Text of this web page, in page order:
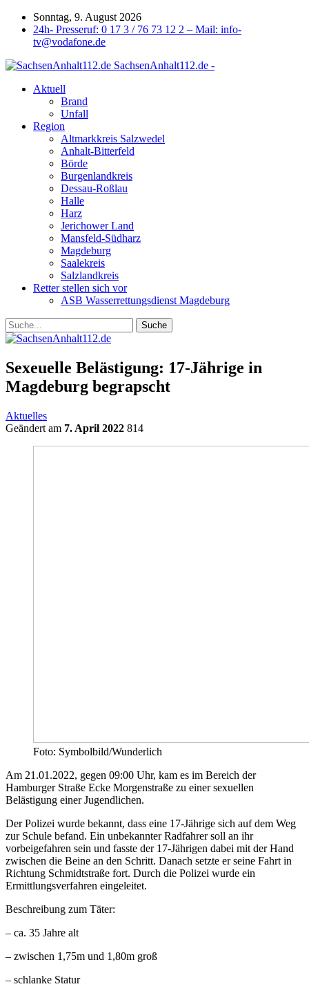
Sonntag, 9. August 2026
24h- Presseruf: 0 17 3 / 76 73 12 2 – Mail: info-
tv@vodafone.de
SachsenAnhalt112.de -
Aktuell
Brand
Unfall
Region
Altmarkkreis Salzwedel
Anhalt-Bitterfeld
Börde
Burgenlandkreis
Dessau-Roßlau
Halle
Harz
Jerichower Land
Mansfeld-Südharz
Magdeburg
Saalekreis
Salzlandkreis
Retter stellen sich vor
ASB Wasserrettungsdienst Magdeburg
Sexeuelle Belästigung: 17-Jährige in
Magdeburg begrapscht
Aktuelles
Geändert am 7. April 2022 814
Foto: Symbolbild/Wunderlich
Am 21.01.2022, gegen 09:00 Uhr, kam es im Bereich der
Hamburger Straße Ecke Morgenstraße zu einer sexuellen
Belästigung einer Jugendlichen.
Der Polizei wurde bekannt, dass eine 17-Jährige sich auf dem Weg
zur Schule befand. Ein unbekannter Radfahrer soll an ihr
vorbeigefahren sein und fasste der 17-Jährigen dabei mit der Hand
zwischen die Beine an den Schritt. Danach setzte er seine Fahrt in
Richtung Schmidtstraße fort. Durch die Polizei wurde ein
Ermittlungsverfahren eingeleitet.
Beschreibung zum Täter:
– ca. 35 Jahre alt
– zwischen 1,75m und 1,80m groß
– schlanke Statur